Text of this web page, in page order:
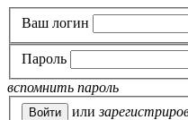
Ваш логин
Пароль
вспомнить пароль
или